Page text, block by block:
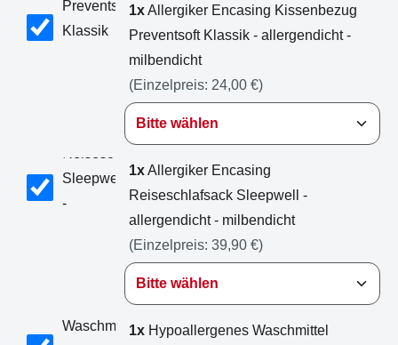
1xAllergiker Encasing Kissenbezug
Preventsoft Klassik - allergendicht -
milbendicht
(Einzelpreis: 24,00 €)
1xAllergiker Encasing
Reiseschlafsack Sleepwell -
allergendicht - milbendicht
(Einzelpreis: 39,90 €)
1x Hypoallergenes Waschmittel